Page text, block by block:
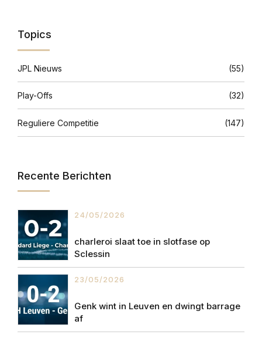
Topics
JPL Nieuws (55)
Play-Offs (32)
Reguliere Competitie (147)
Recente Berichten
24/05/2026
charleroi slaat toe in slotfase op
Sclessin
23/05/2026
Genk wint in Leuven en dwingt barrage
af